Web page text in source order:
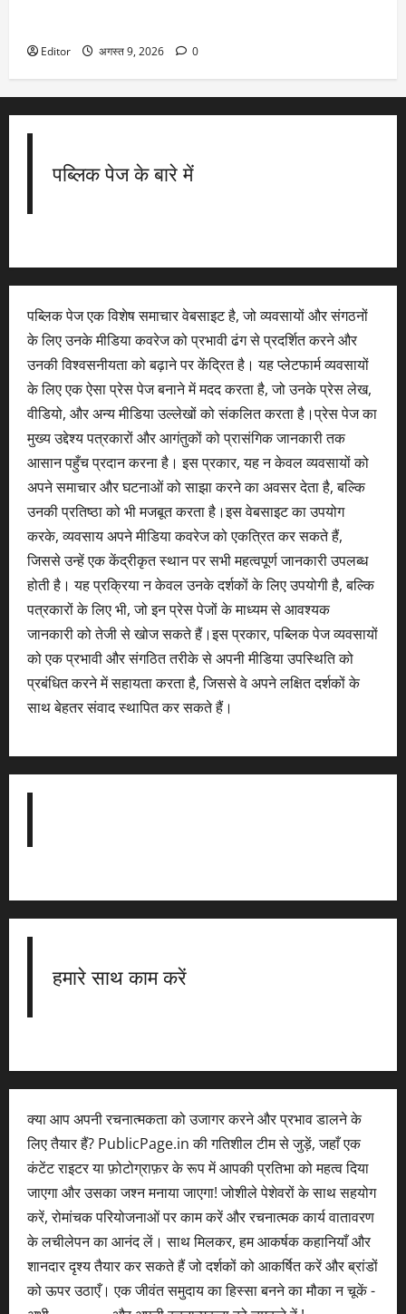
Editor अगस्त 9, 2026 0
पब्लिक पेज के बारे में
पब्लिक पेज एक विशेष समाचार वेबसाइट है, जो व्यवसायों और संगठनों
के लिए उनके मीडिया कवरेज को प्रभावी ढंग से प्रदर्शित करने और
उनकी विश्वसनीयता को बढ़ाने पर केंद्रित है। यह प्लेटफार्म व्यवसायों
के लिए एक ऐसा प्रेस पेज बनाने में मदद करता है, जो उनके प्रेस लेख,
वीडियो, और अन्य मीडिया उल्लेखों को संकलित करता है।प्रेस पेज का
मुख्य उद्देश्य पत्रकारों और आगंतुकों को प्रासंगिक जानकारी तक
आसान पहुँच प्रदान करना है। इस प्रकार, यह न केवल व्यवसायों को
अपने समाचार और घटनाओं को साझा करने का अवसर देता है, बल्कि
उनकी प्रतिष्ठा को भी मजबूत करता है।इस वेबसाइट का उपयोग
करके, व्यवसाय अपने मीडिया कवरेज को एकत्रित कर सकते हैं,
जिससे उन्हें एक केंद्रीकृत स्थान पर सभी महत्वपूर्ण जानकारी उपलब्ध
होती है। यह प्रक्रिया न केवल उनके दर्शकों के लिए उपयोगी है, बल्कि
पत्रकारों के लिए भी, जो इन प्रेस पेजों के माध्यम से आवश्यक
जानकारी को तेजी से खोज सकते हैं।इस प्रकार, पब्लिक पेज व्यवसायों
को एक प्रभावी और संगठित तरीके से अपनी मीडिया उपस्थिति को
प्रबंधित करने में सहायता करता है, जिससे वे अपने लक्षित दर्शकों के
साथ बेहतर संवाद स्थापित कर सकते हैं।
हमारे साथ काम करें
क्या आप अपनी रचनात्मकता को उजागर करने और प्रभाव डालने के
लिए तैयार हैं? PublicPage.in की गतिशील टीम से जुड़ें, जहाँ एक
कंटेंट राइटर या फ़ोटोग्राफ़र के रूप में आपकी प्रतिभा को महत्व दिया
जाएगा और उसका जश्न मनाया जाएगा! जोशीले पेशेवरों के साथ सहयोग
करें, रोमांचक परियोजनाओं पर काम करें और रचनात्मक कार्य वातावरण
के लचीलेपन का आनंद लें। साथ मिलकर, हम आकर्षक कहानियाँ और
शानदार दृश्य तैयार कर सकते हैं जो दर्शकों को आकर्षित करें और ब्रांडों
को ऊपर उठाएँ। एक जीवंत समुदाय का हिस्सा बनने का मौका न चूकें -